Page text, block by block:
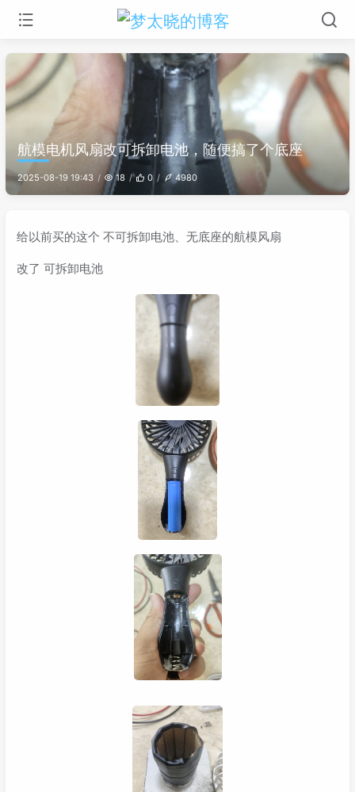
航模电机风扇改可拆卸电池，随便搞了个底座
2025-08-19 19:43 18 0 4980
给以前买的这个 不可拆卸电池、无底座的航模风扇
改了 可拆卸电池